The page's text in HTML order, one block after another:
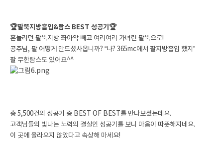
🏆팔뚝지방흡입&람스 BEST 성공기🏆
흔들리던 팔뚝지방 쫘아악 빼고 여리여리 가녀린 팔뚝으로!
공주님, 팔 어떻게 만드셨사옵니까? “나? 365mc에서 팔지방흡입 했지”
팔 무한람스도 있어요^^
총 5,500건의 성공기 중 BEST OF BEST를 만나보셨는데요.
고객님들의 빛나는 노력의 결실인 성공기를 보니 마음이 따뜻해지네요.
이 곳에 올라오지 않았다고 속상해 마세요!